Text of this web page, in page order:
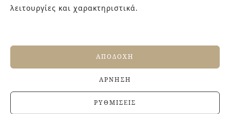
λειτουργίες και χαρακτηριστικά.
ΑΠΟΔΟΧΉ
ΆΡΝΗΣΗ
ΡΥΘΜΊΣΕΙΣ